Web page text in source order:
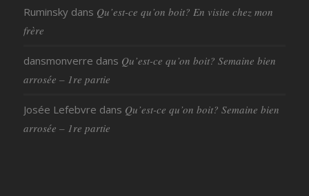
Ruminskydans Qu’est-ce qu’on boit? En visite chez mon
frère
dansmonverre dans Qu’est-ce qu’on boit? Semaine bien
arrosée – 1re partie
Josée Lefebvre dans Qu’est-ce qu’on boit? Semaine bien
arrosée – 1re partie